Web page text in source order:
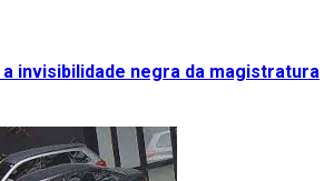
invisibilidade negra da magistratura